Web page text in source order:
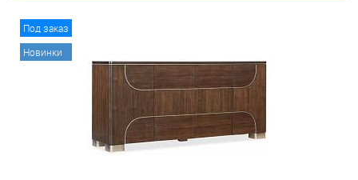
Под заказ
Новинки